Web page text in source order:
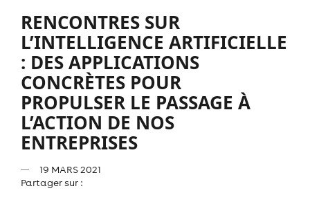
RENCONTRES SUR
L’INTELLIGENCE ARTIFICIELLE
: DES APPLICATIONS
CONCRÈTES POUR
PROPULSER LE PASSAGE À
L’ACTION DE NOS
ENTREPRISES
19 MARS 2021
Partager sur :